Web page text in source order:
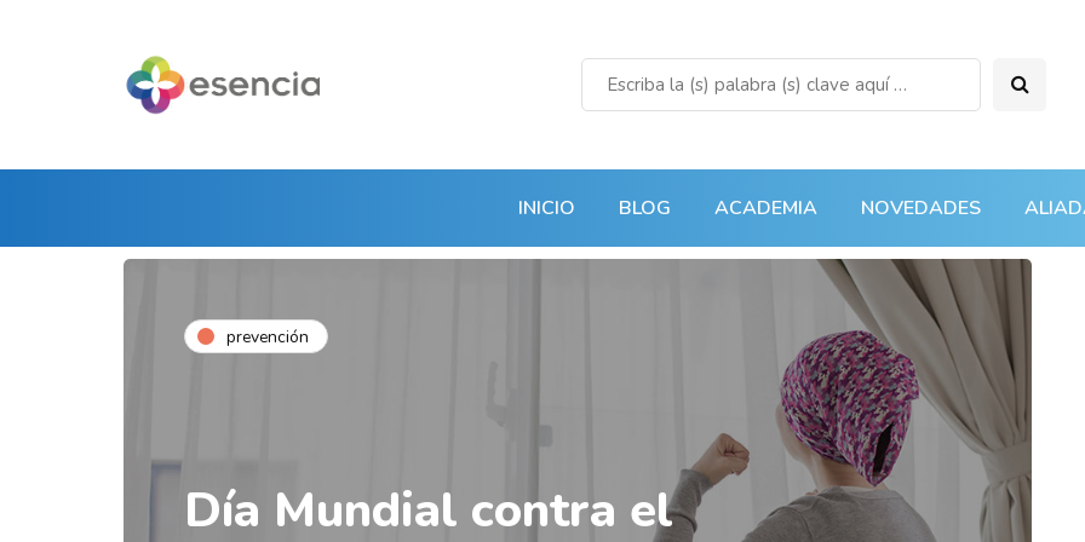
INICIO BLOG ACADEMIA NOVEDADES
prevención
Día Mundial contra el